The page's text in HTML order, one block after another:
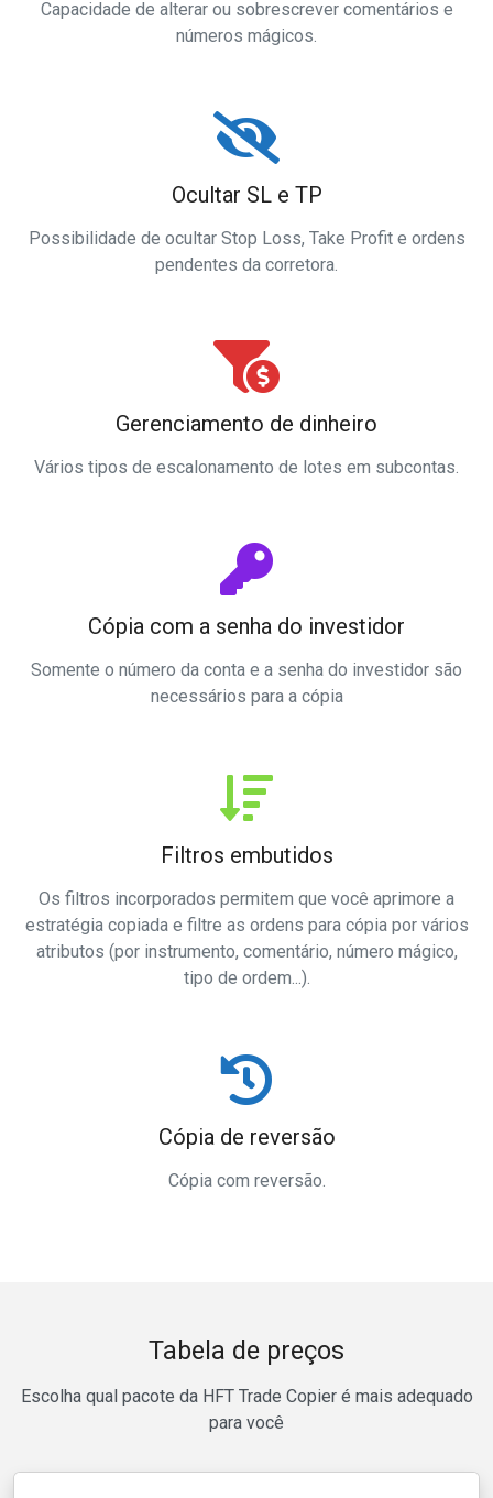
Capacidade de alterar ou sobrescrever comentários e
números mágicos.
Ocultar SL e TP
Possibilidade de ocultar Stop Loss, Take Profit e ordens
pendentes da corretora.
Gerenciamento de dinheiro
Vários tipos de escalonamento de lotes em subcontas.
Cópia com a senha do investidor
Somente o número da conta e a senha do investidor são
necessários para a cópia
Filtros embutidos
Os filtros incorporados permitem que você aprimore a
estratégia copiada e filtre as ordens para cópia por vários
atributos (por instrumento, comentário, número mágico,
tipo de ordem...).
Cópia de reversão
Cópia com reversão.
Tabela de preços
Escolha qual pacote da HFT Trade Copier é mais adequado
para você